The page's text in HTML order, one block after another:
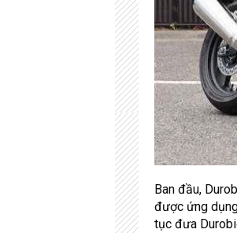
Ban đầu,
được ứng
tục đưa